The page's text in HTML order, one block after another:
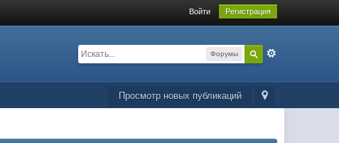
Войти Регистрация
Форумы
Просмотр новых публикаций